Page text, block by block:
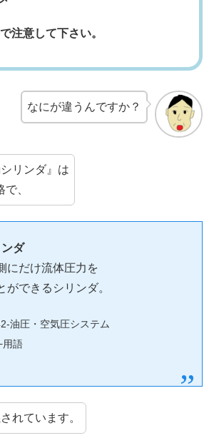
注意して下さい。
なにが違うんですか？
シリンダ』は
、
ダ
にだけ流体圧力を
ができるシリンダ。
油圧・空気圧システム
語
れています。